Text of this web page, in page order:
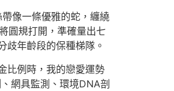
像一條優雅的蛇，纏繞
圓規打開，準確量出七
歧年齡段的保種梯隊。
比例時，我的戀愛運勢
網具監測、環境DNA剖